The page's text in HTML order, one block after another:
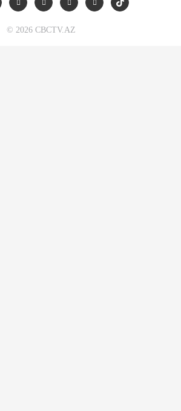
© 2026 CBCTV.AZ